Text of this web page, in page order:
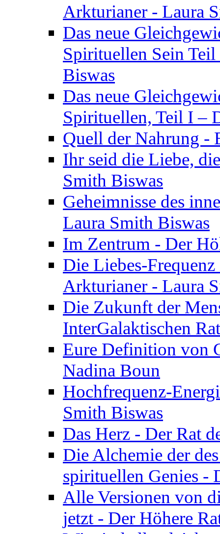
Arkturianer - Laura
Das neue
Spirituellen Sein
Biswas
Das neue
Spirituellen, Teil I –
Quell der Nahrung -
Ihr seid die Liebe,
Smith Biswas
Geheimnisse des
Laura Smith Biswas
Im Zentrum - Der
Die Liebes-
Arkturianer - Laura
Die Zukunft der
InterGalaktischen
Eure Definition von
Nadina Boun
Hochfrequenz-
Smith Biswas
Das Herz - Der Rat
Die Alchemie der
spirituellen Genies -
Alle Versionen von
jetzt - Der Höhere